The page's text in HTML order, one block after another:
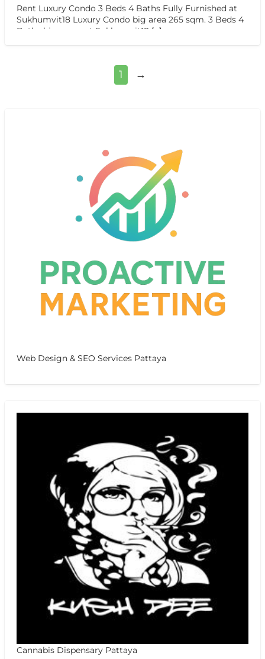
Rent Luxury Condo 3 Beds 4 Baths Fully Furnished at
Sukhumvit18 Luxury Condo big area 265 sqm. 3 Beds 4
Baths big room at Sukhumvit18 […]
1 →
Web Design & SEO Services Pattaya
Cannabis Dispensary Pattaya